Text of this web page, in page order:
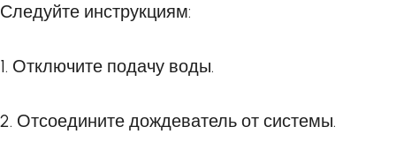
Следуйте инструкциям:
1. Отключите подачу воды.
2. Отсоедините дождеватель от системы.